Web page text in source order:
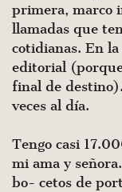
primera, marco
llamadas que
cotidianas. En
editorial
final de
veces al día.
Tengo casi
mi ama y
bo- cetos de